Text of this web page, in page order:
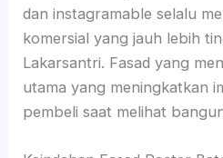
dan instagramable selalu
komersial yang jauh lebih
Lakarsantri. Fasad yang
utama yang meningkatkan
pembeli saat melihat